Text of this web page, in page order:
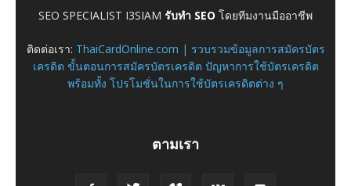
SEO SPECIALIST I3SIAM รับทำ SEO โดยทีมงานมืออาชีพ
ติดต่อเรา: ThaiCardOnline.com | รวบรวมข้อมูลการสมัครบัตร
เครดิต ขั้นตอนการสมัครบัตรเครดิต ปัญหาการใช้บัตรเครดิต
พร้อมทั้ง โปรโมชั่นในการใช้บัตรเครดิตต่าง ๆ
ตามเรา